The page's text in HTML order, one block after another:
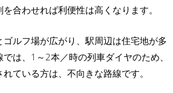
合わせれば利便性は高くなります。
ルフ場が広がり、駅周辺は住宅地が多
は、1～2本／時の列車ダイヤのため、
ている方は、不向きな路線です。